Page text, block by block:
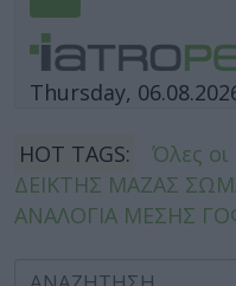
Thursday,
HOT TAGS:
Όλες οι
ΔΕΙΚΤΗΣ ΜΑΖΑΣ
ΑΝΑΛΟΓΙΑ ΜΕΣΗΣ